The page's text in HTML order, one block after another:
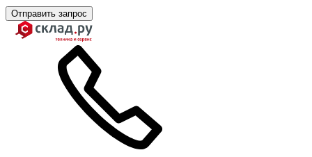
Отправить запрос